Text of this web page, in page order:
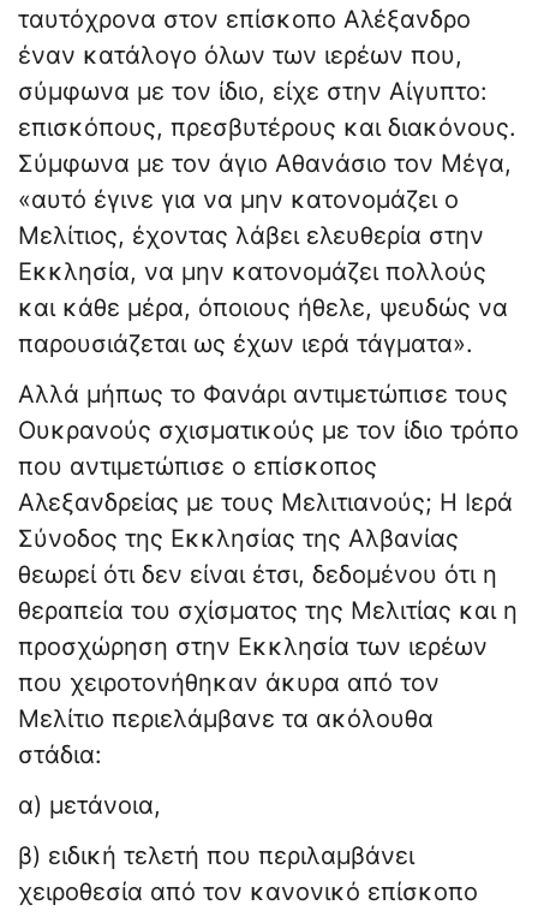
ταυτόχρονα στον επίσκοπο Αλέξανδρο
έναν κατάλογο όλων των ιερέων που,
σύμφωνα με τον ίδιο, είχε στην Αίγυπτο:
επισκόπους, πρεσβυτέρους και διακόνους.
Σύμφωνα με τον άγιο Αθανάσιο τον Μέγα,
«αυτό έγινε για να μην κατονομάζει ο
Μελίτιος, έχοντας λάβει ελευθερία στην
Εκκλησία, να μην κατονομάζει πολλούς
και κάθε μέρα, όποιους ήθελε, ψευδώς να
παρουσιάζεται ως έχων ιερά τάγματα».
Αλλά μήπως το Φανάρι αντιμετώπισε τους
Ουκρανούς σχισματικούς με τον ίδιο τρόπο
που αντιμετώπισε ο επίσκοπος
Αλεξανδρείας με τους Μελιτιανούς; Η Ιερά
Σύνοδος της Εκκλησίας της Αλβανίας
θεωρεί ότι δεν είναι έτσι, δεδομένου ότι η
θεραπεία του σχίσματος της Μελιτίας και η
προσχώρηση στην Εκκλησία των ιερέων
που χειροτονήθηκαν άκυρα από τον
Μελίτιο περιελάμβανε τα ακόλουθα
στάδια:
α) μετάνοια,
β) ειδική τελετή που περιλαμβάνει
χειροθεσία από τον κανονικό επίσκοπο